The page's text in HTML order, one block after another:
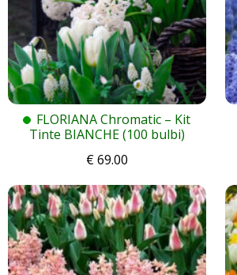
FLORIANA Chromatic – Kit
Tinte BIANCHE (100 bulbi)
€69.00